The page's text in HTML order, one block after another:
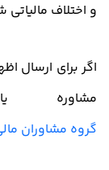
و اختلاف
مشاوره
گروه مشاوران